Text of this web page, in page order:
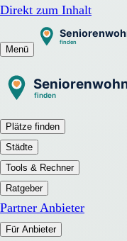
Direkt zum Inhalt
Menü
Plätze finden
Städte
Tools & Rechner
Ratgeber
Partner Anbieter
Für Anbieter